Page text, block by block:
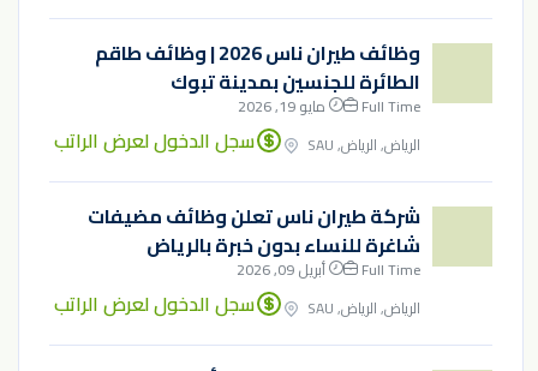
وظائف طيران ناس 2026 | وظائف طاقم
الطائرة للجنسين بمدينة تبوك
Full Time
مايو 19, 2026
الرياض, الرياض, SAU
سجل الدخول لعرض الراتب
شركة طيران ناس تعلن وظائف مضيفات
شاغرة للنساء بدون خبرة بالرياض
Full Time
أبريل 09, 2026
الرياض, الرياض, SAU
سجل الدخول لعرض الراتب